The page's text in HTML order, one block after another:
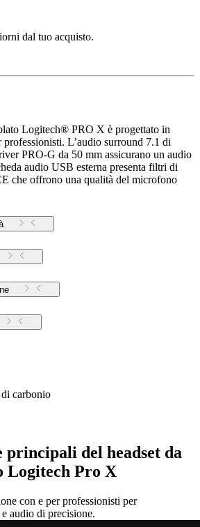
dal tuo acquisto.
Logitech® PRO X è progettato in
L’audio surround 7.1 di
PRO-G da 50 mm assicurano un audio
audio USB esterna presenta filtri di
che offrono una qualità del microfono
carbonio
del headset da
Logitech Pro X
con e per professionisti per
audio di precisione.